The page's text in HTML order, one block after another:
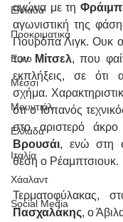
Ελλάδα
Προκριματικά
Euro
Μέσσι
Μουντιάλ
Ελλάδα
Ιταλία
Χάαλαντ
Social Media
αγώνα με τη
αγωνιστική της
Γιουρόπα Λιγκ. Ουκ
τον Μίτσελ, που
εκπλήξεις, σε ότι
σχήμα.
ότι ο Ισπανός
Βρουσάι, ενώ στη
θέση ο Ρέαμπτσιουκ.
Πασχαλάκης, ο